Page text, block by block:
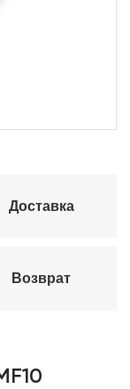
Доставка
Возврат